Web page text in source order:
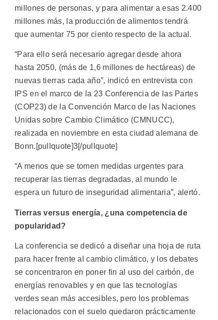
millones de personas, y para alimentar a esas 2.400
millones más, la producción de alimentos tendrá
que aumentar 75 por ciento respecto de la actual.
“Para ello será necesario agregar desde ahora
hasta 2050, (más de 1,6 millones de hectáreas) de
nuevas tierras cada año”, indicó en entrevista con
IPS en el marco de la 23 Conferencia de las Partes
(COP23) de la Convención Marco de las Naciones
Unidas sobre Cambio Climático (CMNUCC),
realizada en noviembre en esta ciudad alemana de
Bonn.[pullquote]3[/pullquote]
“A menos que se tomen medidas urgentes para
recuperar las tierras degradadas, al mundo le
espera un futuro de inseguridad alimentaria”, alertó.
Tierras versus energía, ¿una competencia de
popularidad?
La conferencia se dedicó a diseñar una hoja de ruta
para hacer frente al cambio climático, y los debates
se concentraron en poner fin al uso del carbón, de
energías renovables y en que las tecnologías
verdes sean más accesibles, pero los problemas
relacionados con el suelo quedaron prácticamente